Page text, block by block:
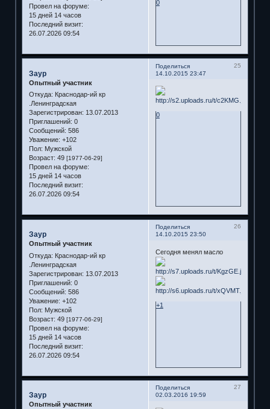
Провел на форуме:
15 дней 14 часов
Последний визит:
26.07.2026 09:54
0
Поделиться
25
14.10.2015 23:47
Заур
Опытный участник
Откуда: Краснодар-ий кр
.Ленинградская
Зарегистрирован: 13.07.2013
Приглашений: 0
Сообщений: 586
Уважение: +102
Пол: Мужской
Возраст: 49 [1977-06-29]
Провел на форуме:
15 дней 14 часов
Последний визит:
26.07.2026 09:54
0
Поделиться
26
14.10.2015 23:50
Заур
Опытный участник
Откуда: Краснодар-ий кр
.Ленинградская
Зарегистрирован: 13.07.2013
Приглашений: 0
Сообщений: 586
Уважение: +102
Пол: Мужской
Возраст: 49 [1977-06-29]
Провел на форуме:
15 дней 14 часов
Последний визит:
26.07.2026 09:54
Сегодня менял масло
+1
Поделиться
27
02.03.2016 19:59
Заур
Опытный участник